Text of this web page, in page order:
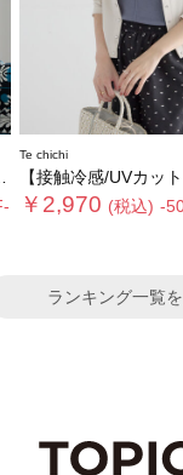
Te chichi
【接触冷感/UVカット】フライスパール釦クルーネック
￥2,970 (税込) -
ランキング一覧